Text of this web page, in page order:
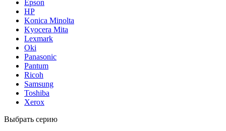
Epson
HP
Konica Minolta
Kyocera Mita
Lexmark
Oki
Panasonic
Pantum
Ricoh
Samsung
Toshiba
Xerox
Выбрать серию